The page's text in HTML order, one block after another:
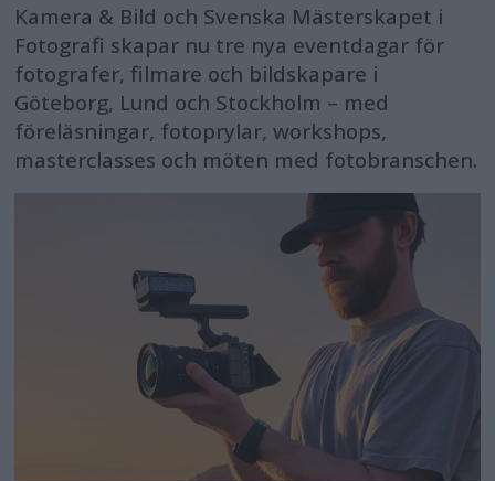
Kamera & Bild och Svenska Mästerskapet i
Fotografi skapar nu tre nya eventdagar för
fotografer, filmare och bildskapare i
Göteborg, Lund och Stockholm – med
föreläsningar, fotoprylar, workshops,
masterclasses och möten med fotobranschen.